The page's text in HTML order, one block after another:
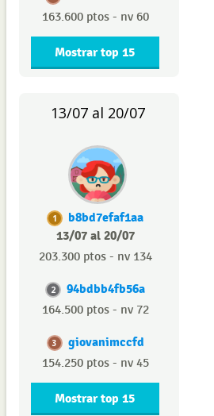
163.600 ptos - nv 60
Mostrar top 15
13/07 al 20/07
1
b8bd7efaf1aa
13/07 al 20/07
203.300 ptos - nv 134
2 94bdbb4fb56a
164.500 ptos - nv 72
3 giovanimccfd
154.250 ptos - nv 45
Mostrar top 15